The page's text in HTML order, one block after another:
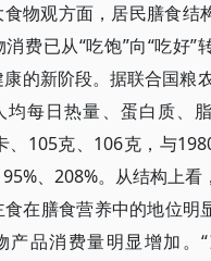
食物观方面，居民膳食结
消费已从“吃饱”向“吃好”
的新阶段。据联合国粮
均每日热量、蛋白质、
、105克、106克，与
、208%。从结构上看
在膳食营养中的地位明
产品消费量明显增加。